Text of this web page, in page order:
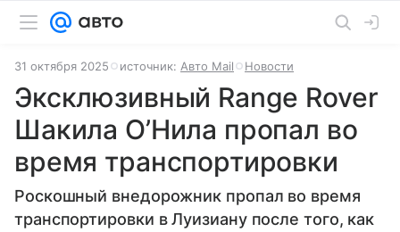
31 октября 2025 источник: Авто Mail Новости
Эксклюзивный Range Rover
Шакила О’Нила пропал во
время транспортировки
Роскошный внедорожник пропал во время
транспортировки в Луизиану после того, как